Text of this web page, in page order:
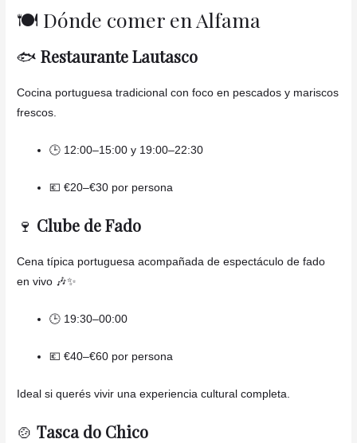
🍽️ Dónde comer en Alfama
🐟Restaurante Lautasco
Cocina portuguesa tradicional con foco en pescados y mariscos
frescos.
🕒 12:00–15:00 y 19:00–22:30
💶 €20–€30 por persona
🍷 Clube de Fado
Cena típica portuguesa acompañada de espectáculo de fado
en vivo 🎶✨
🕒 19:30–00:00
💶 €40–€60 por persona
Ideal si querés vivir una experiencia cultural completa.
🍲Tasca do Chico